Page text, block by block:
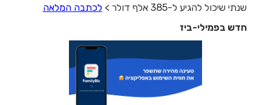
שנתי שיכול להגיע ל-385 אלף דולר >
לכתבה המלאה
חדש בפמילי-ביז